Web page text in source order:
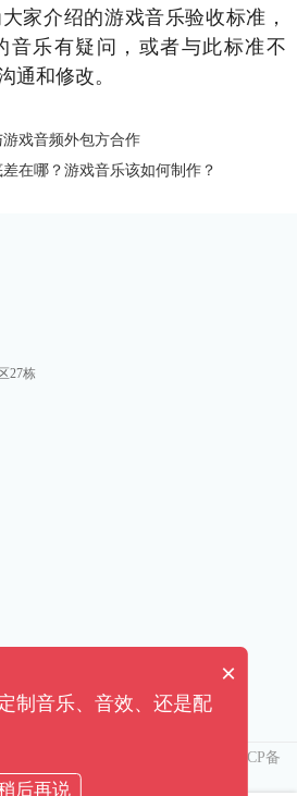
家介绍的游戏音乐验收标准，
音乐有疑问，或者与此标准不
通和修改。
戏音频外包方合作
在哪？游戏音乐该如何制作？
27栋
京ICP备
15007552号-3
×
制音乐、音效、还是配
后再说